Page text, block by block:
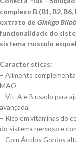
complexo B (B1, B2,
extrato de Ginkgo
funcionalidade do
sistema musculo
Caracteristicas:
– Alimento
MAO
– Vit. A e B usado para
avançada.
– Rico em vitaminas do
do sistema nervoso e
– Com Ácidos Gordos